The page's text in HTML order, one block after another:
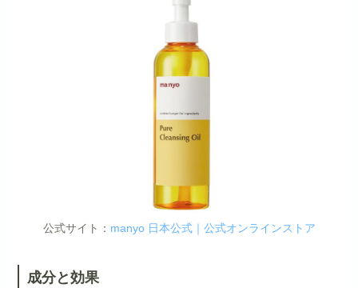
公式サイト： manyo 日本公式｜公式オンラインストア
成分と効果